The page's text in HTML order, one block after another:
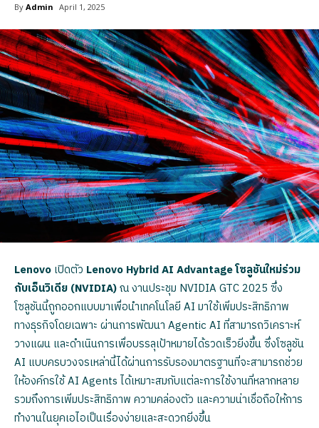
By Admin April 1, 2025
Lenovo เปิดตัว Lenovo Hybrid AI Advantage โซลูชันใหม่ร่วม
กับเอ็นวิเดีย (NVIDIA)ณ งานประชุม NVIDIA GTC 2025 ซึ่ง
โซลูชันนี้ถูกออกแบบมาเพื่อนำเทคโนโลยี AI มาใช้เพิ่มประสิทธิภาพ
ทางธุรกิจโดยเฉพาะ ผ่านการพัฒนา Agentic AI ที่สามารถวิเคราะห์
วางแผน และดำเนินการเพื่อบรรลุเป้าหมายได้รวดเร็วยิ่งขึ้น ซึ่งโซลูชัน
AI แบบครบวงจรเหล่านี้ได้ผ่านการรับรองมาตรฐานที่จะสามารถช่วย
ให้องค์กรใช้ AI Agents ได้เหมาะสมกับแต่ละการใช้งานที่หลากหลาย
รวมถึงการเพิ่มประสิทธิภาพ ความคล่องตัว และความน่าเชื่อถือให้การ
ทำงานในยุคเอไอเป็นเรื่องง่ายและสะดวกยิ่งขึ้น